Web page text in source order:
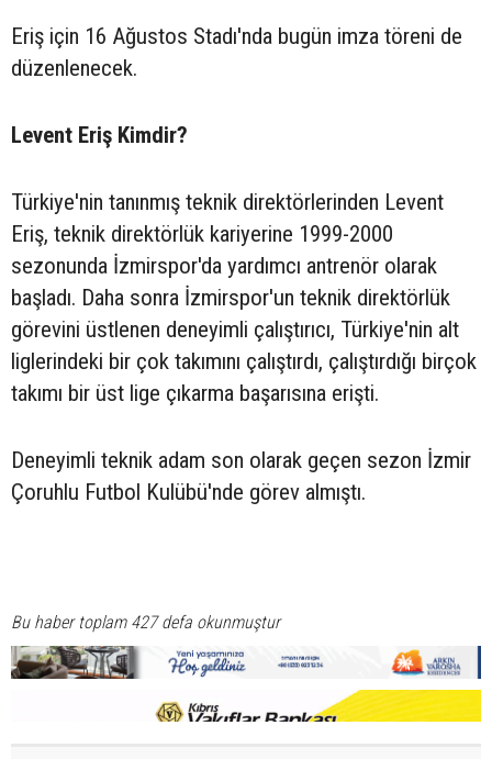
Eriş için 16 Ağustos Stadı'nda bugün imza töreni de
düzenlenecek.
Levent Eriş Kimdir?
Türkiye'nin tanınmış teknik direktörlerinden Levent
Eriş, teknik direktörlük kariyerine 1999-2000
sezonunda İzmirspor'da yardımcı antrenör olarak
başladı. Daha sonra İzmirspor'un teknik direktörlük
görevini üstlenen deneyimli çalıştırıcı, Türkiye'nin alt
liglerindeki bir çok takımını çalıştırdı, çalıştırdığı birçok
takımı bir üst lige çıkarma başarısına erişti.
Deneyimli teknik adam son olarak geçen sezon İzmir
Çoruhlu Futbol Kulübü'nde görev almıştı.
Bu haber toplam 427 defa okunmuştur